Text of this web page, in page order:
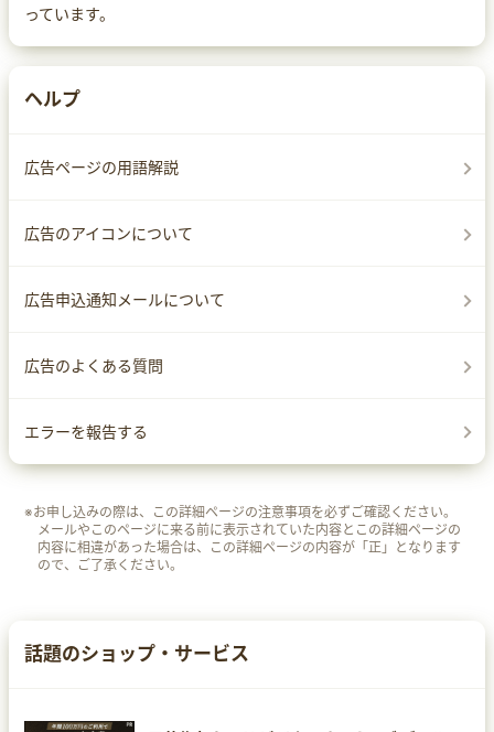
っています。
ヘルプ
広告ページの用語解説
広告のアイコンについて
広告申込通知メールについて
広告のよくある質問
エラーを報告する
※お申し込みの際は、この詳細ページの注意事項を必ずご確認ください。
メールやこのページに来る前に表示されていた内容とこの詳細ページの
内容に相違があった場合は、この詳細ページの内容が「正」となります
ので、ご了承ください。
話題のショップ・サービス